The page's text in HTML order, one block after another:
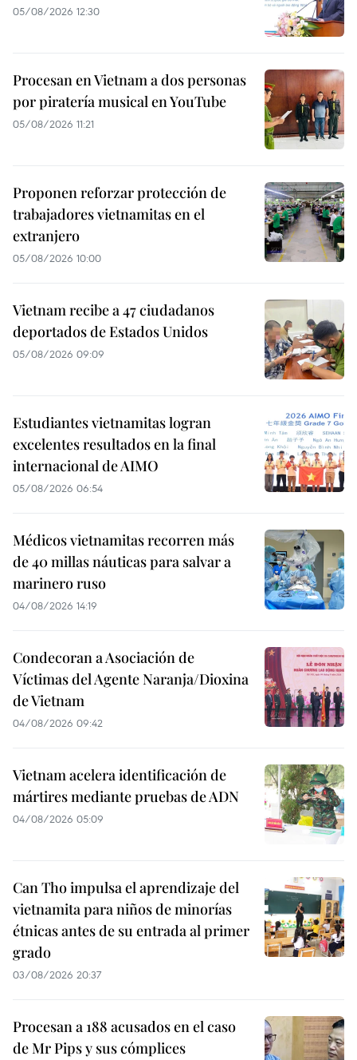
05/08/2026 12:30
Procesan en Vietnam a dos personas
por piratería musical en YouTube
05/08/2026 11:21
Proponen reforzar protección de
trabajadores vietnamitas en el
extranjero
05/08/2026 10:00
Vietnam recibe a 47 ciudadanos
deportados de Estados Unidos
05/08/2026 09:09
Estudiantes vietnamitas logran
excelentes resultados en la final
internacional de AIMO
05/08/2026 06:54
Médicos vietnamitas recorren más
de 40 millas náuticas para salvar a
marinero ruso
04/08/2026 14:19
Condecoran a Asociación de
Víctimas del Agente Naranja/Dioxina
de Vietnam
04/08/2026 09:42
Vietnam acelera identificación de
mártires mediante pruebas de ADN
04/08/2026 05:09
Can Tho impulsa el aprendizaje del
vietnamita para niños de minorías
étnicas antes de su entrada al primer
grado
03/08/2026 20:37
Procesan a 188 acusados en el caso
de Mr Pips y sus cómplices